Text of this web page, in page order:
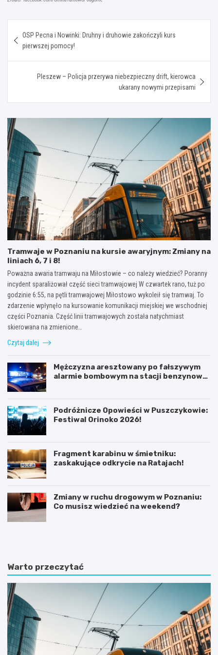
wpisu
OSP Pecna i Nowinki: Druhny i druhowie zakończyli kurs
pierwszej pomocy!
Pleszew – Policja przerywa niebezpieczny drift, kierowca
ukarany nowymi przepisami
Tramwaje w Poznaniu na kursie awaryjnym: Zmiany na
liniach 6, 7 i 8!
Poważna awaria tramwaju na Miłostowie – co należy wiedzieć? Poranny
incydent sparaliżował część sieci tramwajowej W czwartek rano, tuż po
godzinie 6:55, na pętli tramwajowej Miłostowo wykoleił się tramwaj. To
zdarzenie wpłynęło na kursowanie komunikacji miejskiej we wschodniej
części Poznania. Część linii tramwajowych została natychmiast
skierowana na zmienione…
Czytaj dalej
Mężczyzna aresztowany po fałszywym
alarmie bombowym na stacji benzynowej
Podróżnicze Opowieści w Puszczykowie:
Festiwal Orinoko 2026!
Fragment karabinu w śmietniku:
zaskakujące odkrycie na Ratajach!
Zmiany w ruchu drogowym w Poznaniu:
Co musisz wiedzieć na weekend?
K
k
:
B
a
ś
n
i
o
w
y
P
j
f
a
s
c
y
n
u
j
ą
Warto przeczytać